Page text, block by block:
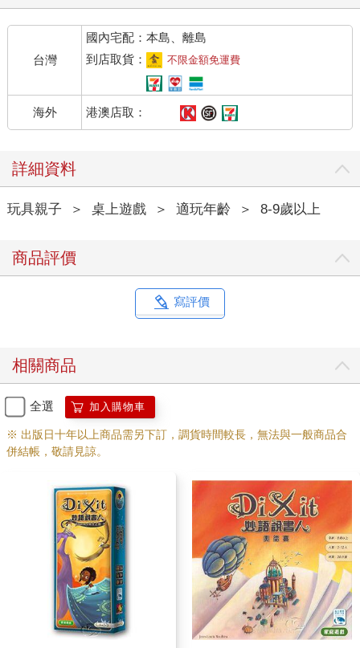
台灣
國內宅配：本島、離島
到店取貨：
不限金額免運費
海外 港澳店取：
詳細資料
玩具親子 ＞ 桌上遊戲 ＞ 適玩年齡 ＞ 8-9歲以上
商品評價
寫評價
相關商品
全選 加入購物車
※ 出版日十年以上商品需另下訂，調貨時間較長，無法與一般商品合
併結帳，敬請見諒。